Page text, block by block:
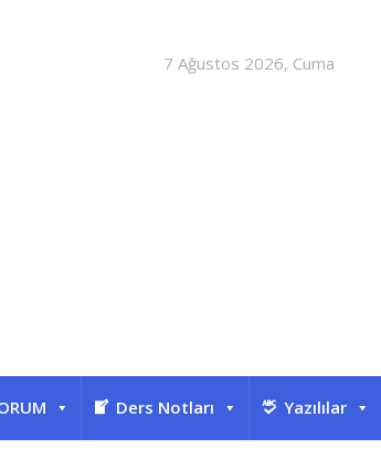
7 Ağustos 2026, Cuma
Ders Notları Yazılılar